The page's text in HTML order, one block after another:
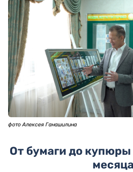
фото Алексея Ганашилина
От бумаги до
месяца